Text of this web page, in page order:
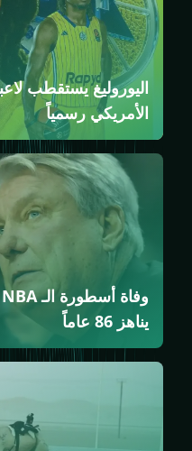
اليوروليغ يستقطب
الأمريكي رسمياً
يناهز 86 عاماً